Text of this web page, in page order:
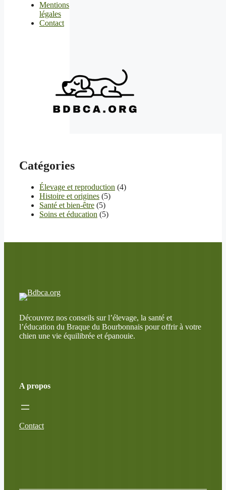
Mentions
légales
Contact
Catégories
Élevage et reproduction (4)
Histoire et origines (5)
Santé et bien-être (5)
Soins et éducation (5)
Découvrez nos conseils sur l’élevage, la santé et
l’éducation du Braque du Bourbonnais pour offrir à votre
chien une vie équilibrée et épanouie.
A propos
Contact